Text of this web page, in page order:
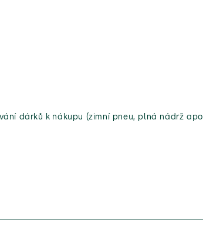
dárků k nákupu (zimní pneu, plná nádrž